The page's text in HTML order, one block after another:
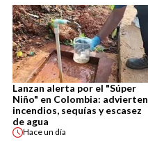
Lanzan alerta por el "Súper
Niño" en Colombia: advierten
incendios, sequías y escasez
de agua
Haceun día